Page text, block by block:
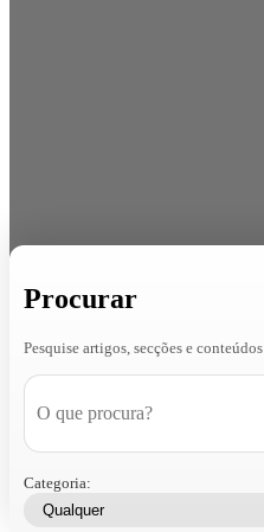
Procurar
Pesquise artigos, secções e conteúdos
Categoria: